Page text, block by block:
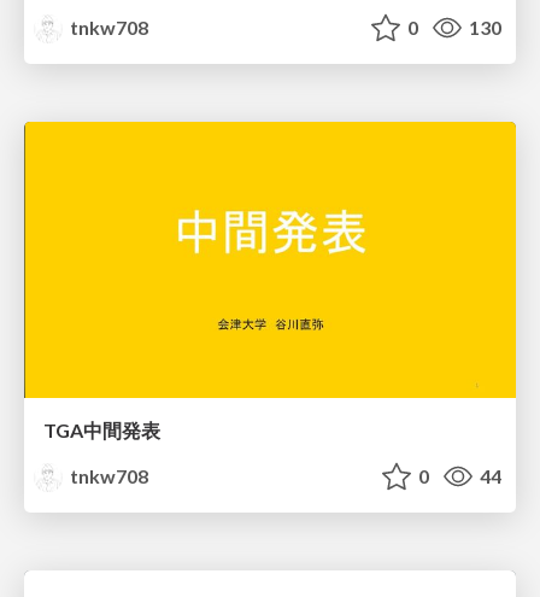
tnkw708
0 130
TGA中間発表
tnkw708
0 44